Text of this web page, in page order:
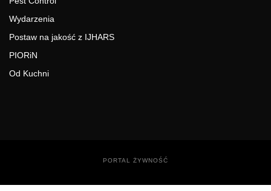
Wydarzenia
Postaw na jakość z IJHARS
PIORiN
Od Kuchni
PORTAL ŻYWNOŚĆ